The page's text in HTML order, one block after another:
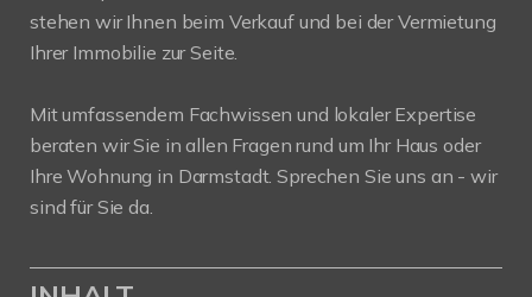
stehen wir Ihnen beim Verkauf und bei der Vermietung
Ihrer Immobilie zur Seite.
Mit umfassendem Fachwissen und lokaler Expertise
beraten wir Sie in allen Fragen rund um Ihr Haus oder
Ihre Wohnung in Darmstadt. Sprechen Sie uns an - wir
sind für Sie da.